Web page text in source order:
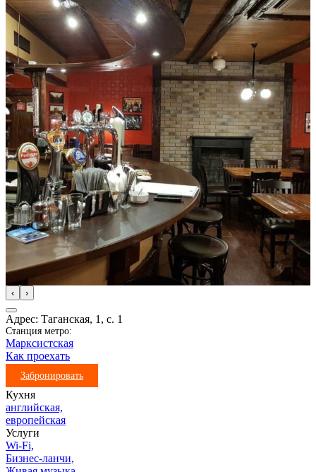
‹ ›
Адрес: Таганская, 1, с. 1
Станция метро:
Марксистская
Как проехать
Забронировать
Кухня
английская,
европейская
Услуги
Wi-Fi,
Бизнес-ланчи,